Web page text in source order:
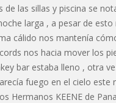
las sillas y piscina se
larga , a pesar de esto
cálido nos mantenía
nos hacia mover los
bar estaba lleno , otra
fuego en el cielo este
Hermanos KEENE de